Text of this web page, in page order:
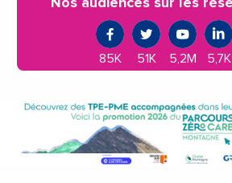
Nos audiences sur les
85K 51K 5,2M 5,7K